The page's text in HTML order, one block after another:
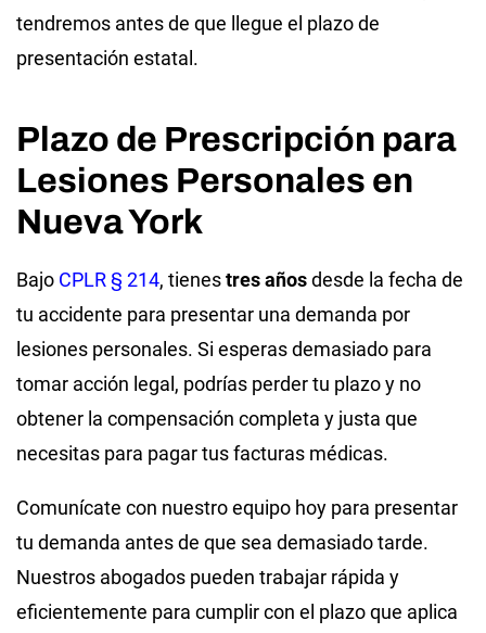
tendremos antes de que llegue el plazo de
presentación estatal.
Plazo de Prescripción para
Lesiones Personales en
Nueva York
Bajo CPLR § 214, tienestres añosdesde la fecha de
tu accidente para presentar una demanda por
lesiones personales. Si esperas demasiado para
tomar acción legal, podrías perder tu plazo y no
obtener la compensación completa y justa que
necesitas para pagar tus facturas médicas.
Comunícate con nuestro equipo hoy para presentar
tu demanda antes de que sea demasiado tarde.
Nuestros abogados pueden trabajar rápida y
eficientemente para cumplir con el plazo que aplica